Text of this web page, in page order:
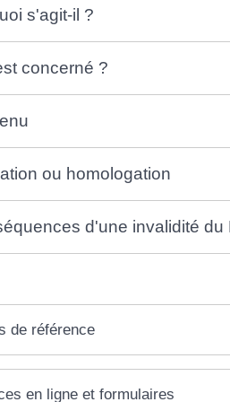
s'agit-il ?
concerné ?
ou homologation
d'une invalidité du
de référence
en ligne et formulaires